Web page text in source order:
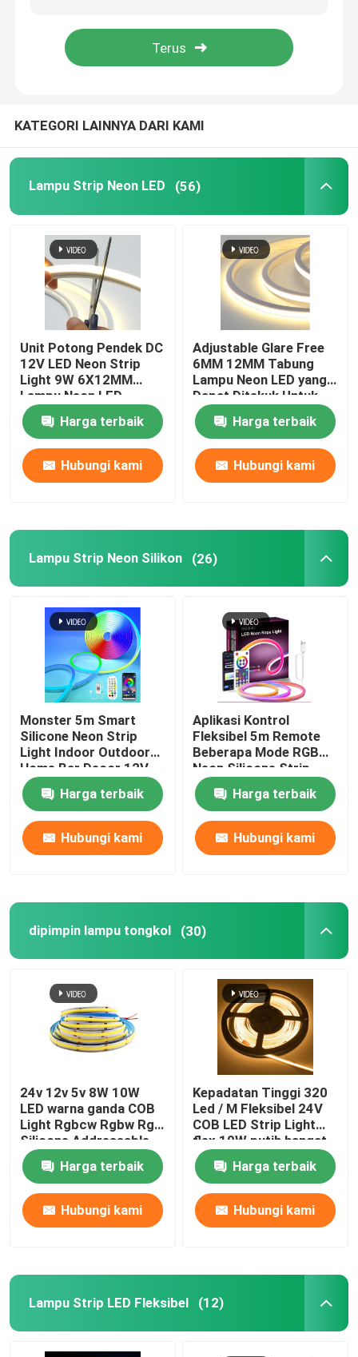
Lampu Strip Fleksibel Neon
Lampu Strip LED Fleksibel
Cahaya Linear Langit
Di Bawah Lampu Strip LED Kabinet
Lampu Perhiasan LED
Lampu pencuci dinding LED
Di bawah Pencahayaan LED Shelf
Panel Akrilik LGP
Lampu Bawah Tanah LED
Catu Daya Modul LED
Aksesori Sensor LED
LED Neon Strip Light di luar ruangan
KATEGORI LAINNYA DARI KAMI
Lampu Strip Neon LED (56)
Unit Potong Pendek DC
12V LED Neon Strip
Light 9W 6X12MM
Lampu Neon LED
Fleksibel Silikon Murni
Harga terbaik
Hubungi kami
Adjustable Glare Free
6MM 12MM Tabung
Lampu Neon LED yang
Dapat Ditekuk Untuk
Dekorasi Interior
Harga terbaik
Hubungi kami
Lampu Strip Neon Silikon (26)
Monster 5m Smart
Silicone Neon Strip
Light Indoor Outdoor
Home Bar Decor 12V
Harga terbaik
Hubungi kami
Aplikasi Kontrol
Fleksibel 5m Remote
Beberapa Mode RGB
Neon Silicone Strip
Harga terbaik
Hubungi kami
dipimpin lampu tongkol (30)
24v 12v 5v 8W 10W
LED warna ganda COB
Light Rgbcw Rgbw Rgb
Silicone Addressable
Harga terbaik
Hubungi kami
Kepadatan Tinggi 320
Led / M Fleksibel 24V
COB LED Strip Light
flex 10W putih hangat
Harga terbaik
Hubungi kami
Lampu Strip LED Fleksibel (12)